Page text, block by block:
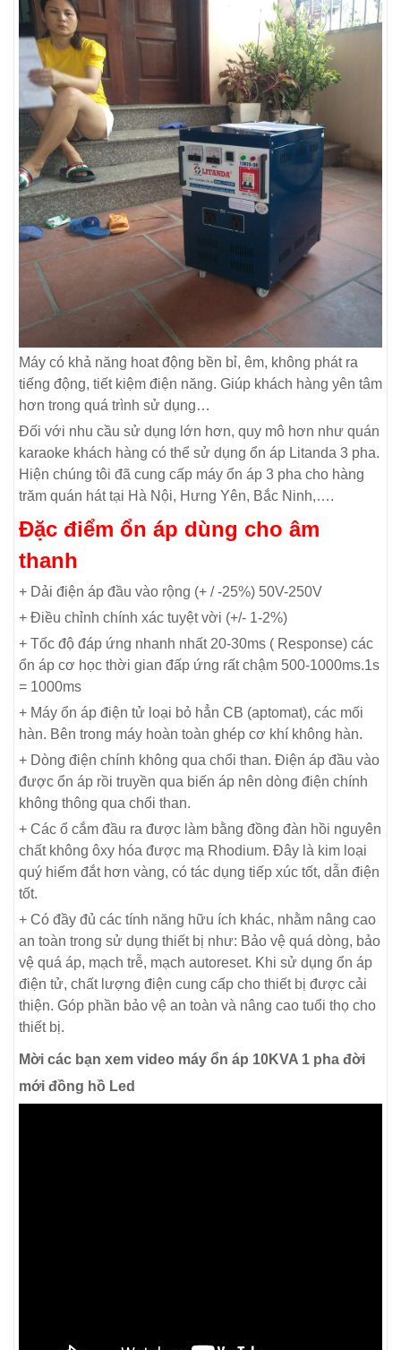
Máy có khả năng hoat động bền bỉ, êm, không phát ra
tiếng động, tiết kiệm điện năng. Giúp khách hàng yên tâm
hơn trong quá trình sử dụng…
Đối với nhu cầu sử dụng lớn hơn, quy mô hơn như quán
karaoke khách hàng có thể sử dụng ổn áp Litanda 3 pha.
Hiện chúng tôi đã cung cấp máy ổn áp 3 pha cho hàng
trăm quán hát tại Hà Nội, Hưng Yên, Bắc Ninh,….
Đặc điểm ổn áp dùng cho âm
thanh
+ Dải điện áp đầu vào rộng (+ / -25%) 50V-250V
+ Điều chỉnh chính xác tuyệt vời (+/- 1-2%)
+ Tốc độ đáp ứng nhanh nhất 20-30ms ( Response) các
ổn áp cơ học thời gian đấp ứng rất chậm 500-1000ms.1s
= 1000ms
+ Máy ổn áp điện tử loại bỏ hẳn CB (aptomat), các mối
hàn. Bên trong máy hoàn toàn ghép cơ khí không hàn.
+ Dòng điện chính không qua chổi than. Điện áp đầu vào
được ổn áp rồi truyền qua biến áp nên dòng điện chính
không thông qua chổi than.
+ Các ổ cắm đầu ra được làm bằng đồng đàn hồi nguyên
chất không ôxy hóa được mạ Rhodium. Đây là kim loại
quý hiếm đắt hơn vàng, có tác dụng tiếp xúc tốt, dẫn điện
tốt.
+ Có đầy đủ các tính năng hữu ích khác, nhằm nâng cao
an toàn trong sử dụng thiết bị như: Bảo vệ quá dòng, bảo
vệ quá áp, mạch trễ, mạch autoreset. Khi sử dụng ổn áp
điện tử, chất lượng điện cung cấp cho thiết bị được cải
thiện. Góp phần bảo vệ an toàn và nâng cao tuổi thọ cho
thiết bị.
Mời các bạn xem video máy ổn áp 10KVA 1 pha đời
mới đồng hồ Led